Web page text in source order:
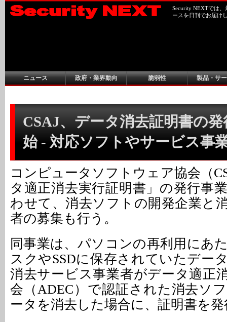
Security NEXTでは
ースを日刊でお届け
ニュース 政府・業界動向 脆弱性 製品・サ
CSAJ、データ消去証明書の
始 - 対応ソフトやサービス事
コンピュータソフトウェア協会（
タ適正消去実行証明書」の発行事
わせて、消去ソフトの開発企業と
者の募集も行う。
同事業は、パソコンの再利用にあ
スクやSSDに保存されていたデー
消去サービス事業者がデータ適正
会（ADEC）で認証された消去ソ
ータを消去した場合に、証明書を